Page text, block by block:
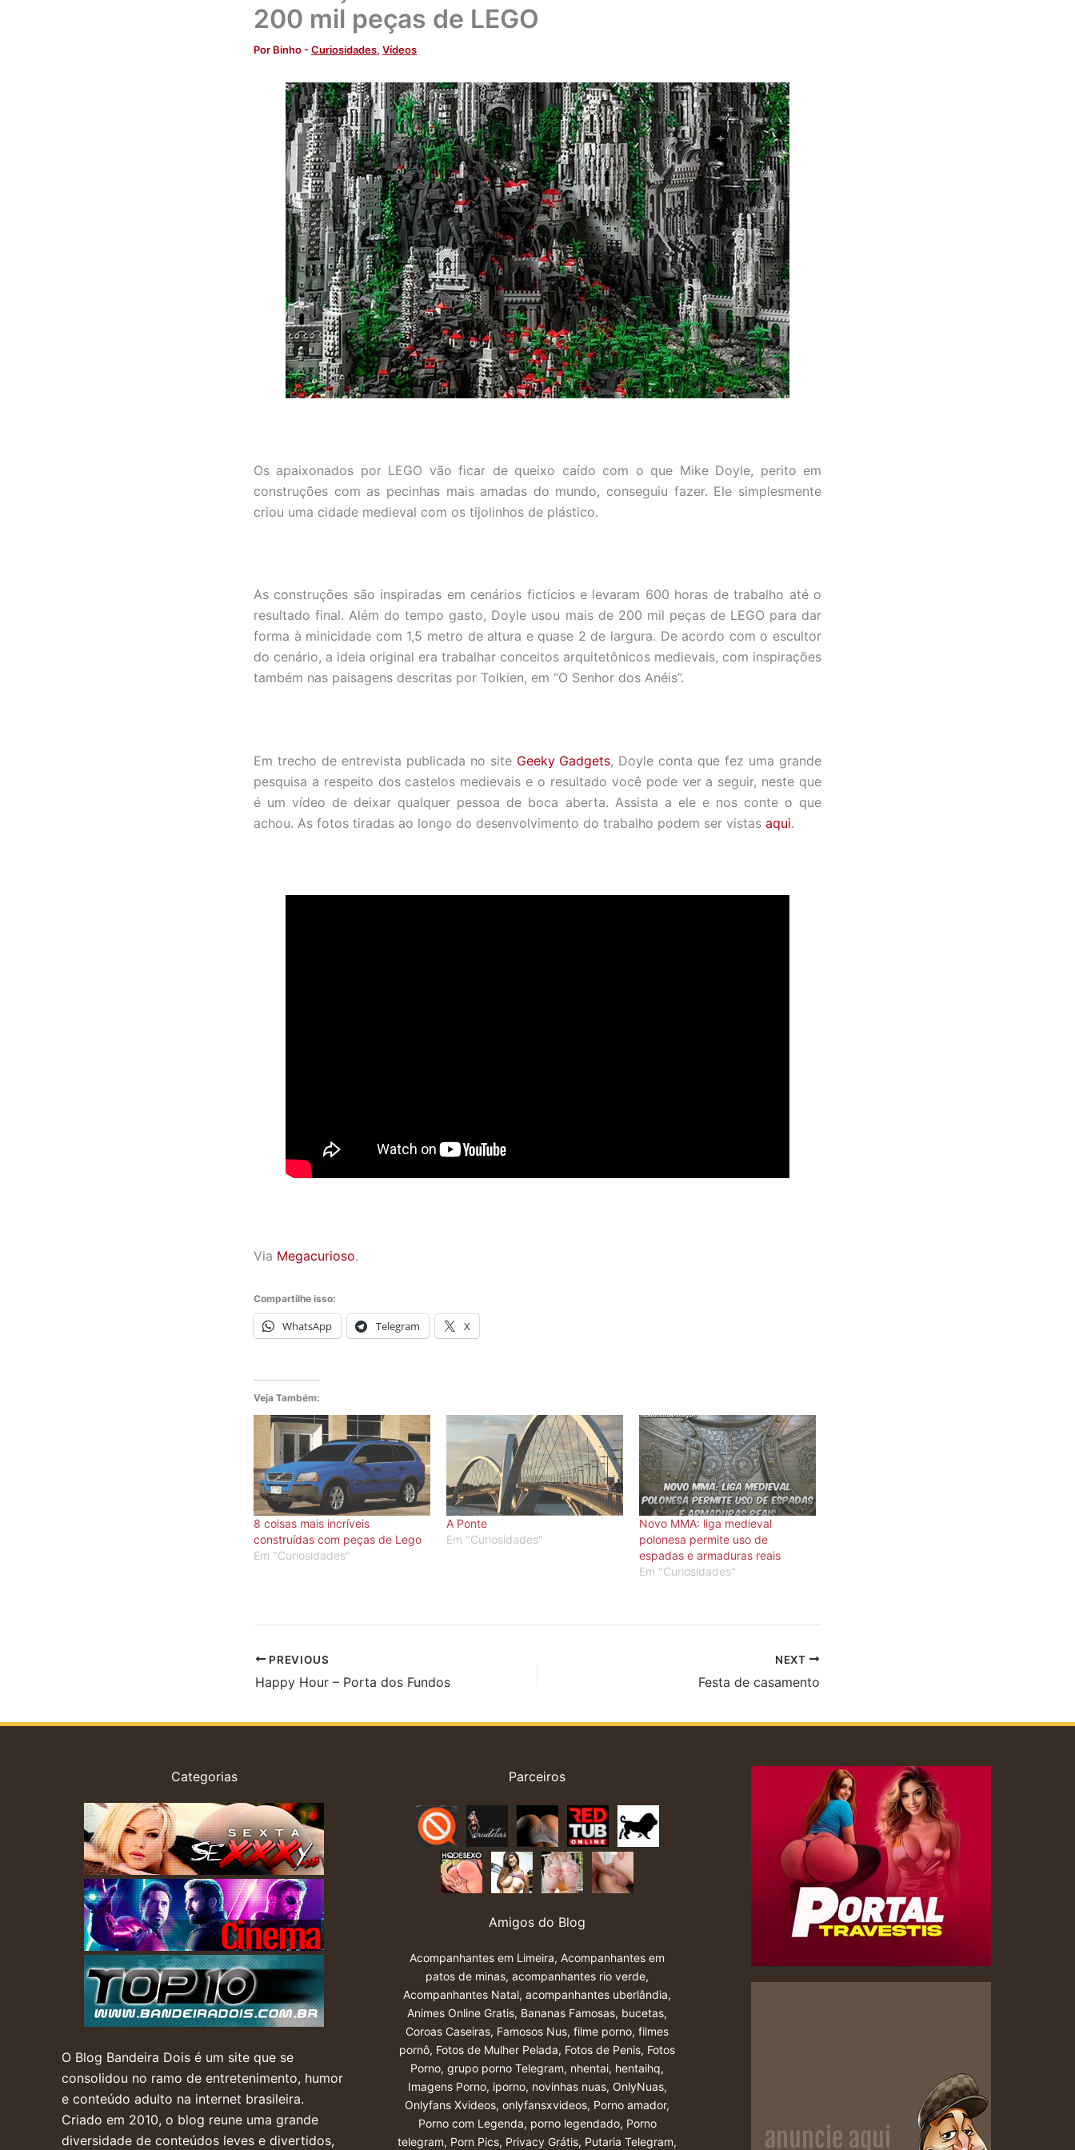
200 mil peças de LEGO
Por Binho-Curiosidades, Vídeos
Os apaixonados por LEGO vão ficar de queixo caído com o que Mike Doyle, perito em
construções com as pecinhas mais amadas do mundo, conseguiu fazer. Ele simplesmente
criou uma cidade medieval com os tijolinhos de plástico.
As construções são inspiradas em cenários fictícios e levaram 600 horas de trabalho até o
resultado final. Além do tempo gasto, Doyle usou mais de 200 mil peças de LEGO para dar
forma à minicidade com 1,5 metro de altura e quase 2 de largura. De acordo com o escultor
do cenário, a ideia original era trabalhar conceitos arquitetônicos medievais, com inspirações
também nas paisagens descritas por Tolkien, em “O Senhor dos Anéis”.
Em trecho de entrevista publicada no site Geeky Gadgets, Doyle conta que fez uma grande
pesquisa a respeito dos castelos medievais e o resultado você pode ver a seguir, neste que
é um vídeo de deixar qualquer pessoa de boca aberta. Assista a ele e nos conte o que
achou. As fotos tiradas ao longo do desenvolvimento do trabalho podem ser vistas aqui.
Via Megacurioso.
Compartilhe isso:
WhatsApp Telegram X
Veja Também:
8 coisas mais incríveis
construídas com peças de Lego
Em "Curiosidades"
A Ponte
Em "Curiosidades"
Novo MMA: liga medieval
polonesa permite uso de
espadas e armaduras reais
Em "Curiosidades"
PREVIOUS
Happy Hour – Porta dos Fundos
NEXT
Festa de casamento
Categorias
O Blog Bandeira Dois é um site que se
consolidou no ramo de entretenimento, humor
e conteúdo adulto na internet brasileira.
Criado em 2010, o blog reune uma grande
diversidade de conteúdos leves e divertidos,
Parceiros
Amigos do Blog
Acompanhantes em Limeira,Acompanhantes em
patos de minas,acompanhantes rio verde,
Acompanhantes Natal,acompanhantes uberlândia,
Animes Online Gratis, Bananas Famosas, bucetas,
Coroas Caseiras, Famosos Nus,filme porno,filmes
pornô, Fotos de Mulher Pelada, Fotos de Penis, Fotos
Porno,grupo porno Telegram, nhentai, hentaihq,
Imagens Porno, iporno, novinhas nuas, OnlyNuas,
Onlyfans Xvideos,onlyfansxvideos, Porno amador,
Porno com Legenda, porno legendado, Porno
telegram, Porn Pics, Privacy Grátis, Putaria Telegram,